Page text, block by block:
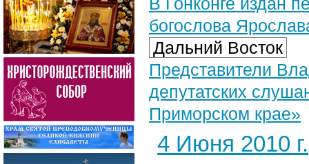
богослова
Дальний Восток
Представители
депутатских
Приморском крае»
4 Июня 2010 г.